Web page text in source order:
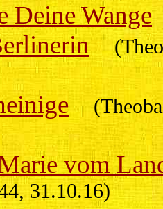
Deine Wange
vom
31.10.16)